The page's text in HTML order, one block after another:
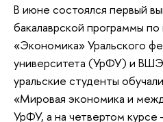
В июне состоялся первый
бакалаврской программы
«Экономика» Уральского
университета (УрФУ) и
уральские студенты
«Мировая экономика и
УрФУ, а на четвертом курсе